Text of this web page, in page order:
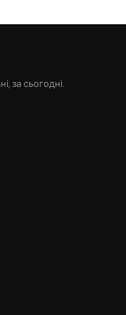
за сьогодні.